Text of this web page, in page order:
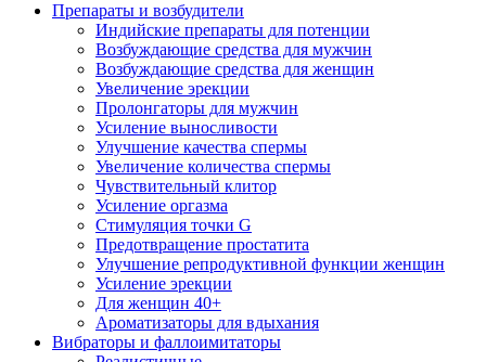
Препараты и возбудители
Индийские препараты для потенции
Возбуждающие средства для мужчин
Возбуждающие средства для женщин
Увеличение эрекции
Пролонгаторы для мужчин
Усиление выносливости
Улучшение качества спермы
Увеличение количества спермы
Чувствительный клитор
Усиление оргазма
Стимуляция точки G
Предотвращение простатита
Улучшение репродуктивной функции женщин
Усиление эрекции
Для женщин 40+
Ароматизаторы для вдыхания
Вибраторы и фаллоимитаторы